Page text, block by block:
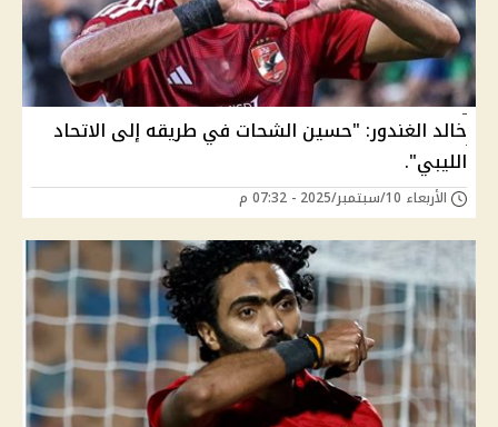
خالد الغندور: "حسين الشحات في طريقه إلى الاتحاد
الليبي".
الأربعاء 10/سبتمبر/2025 - 07:32 م